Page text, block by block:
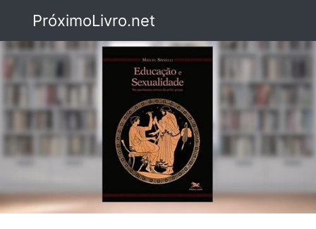
PróximoLivro.net